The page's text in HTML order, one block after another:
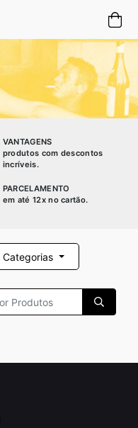
VANTAGENS
produtos com descontos
incríveis.
PARCELAMENTO
em até 12x no cartão.
Categorias